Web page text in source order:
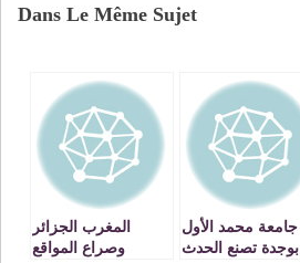
Dans Le Même Sujet
جامعة محمد الأول
بوجدة تصنع الحدث
المغرب الجزائر
وصراع المواقع